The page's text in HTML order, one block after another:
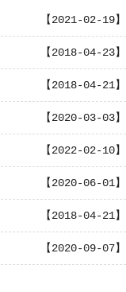
【2021-02-19】
【2018-04-23】
【2018-04-21】
【2020-03-03】
【2022-02-10】
【2020-06-01】
【2018-04-21】
【2020-09-07】